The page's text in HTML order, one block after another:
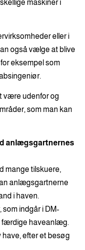
maskiner i
eller i
også vælge at blive
eksempel som
være udenfor og
som man kan
anlægsgartnernes
mange tilskuere,
anlægsgartnerne
i haven.
indgår i DM-
færdige haveanlæg.
have, efter et besøg